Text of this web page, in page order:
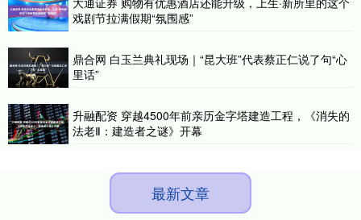
戏剧节拉满假期“氛围感”
鼎合网 白玉兰典礼现场｜“昆大班”代表蔡正仁说了句“心
里话”
升融配资 穿越4500年前亲历金字塔建造工程，《消失的
法老Ⅱ：建造者之谜》开幕
最新文章